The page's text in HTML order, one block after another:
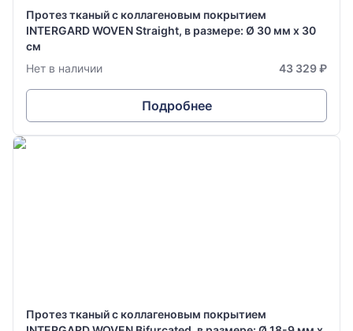
Протез тканый с коллагеновым покрытием
INTERGARD WOVEN Straight, в размере: Ø 30 мм х 30
см
Нет в наличии
43 329 ₽
Подробнее
Протез тканый с коллагеновым покрытием